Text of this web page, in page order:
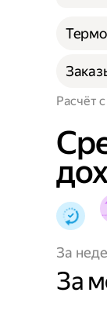
Расчёт
За
За